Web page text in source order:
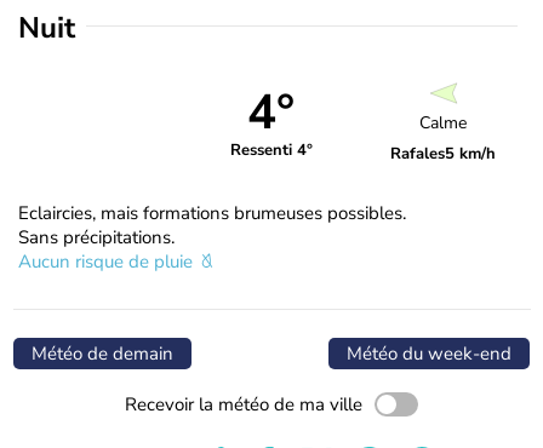
Nuit
4°
Ressenti 4°
Calme
Rafales5 km/h
Eclaircies, mais formations brumeuses possibles.
Sans précipitations.
Aucun risque de pluie
Météo de demain Météo du week-end
Recevoir la météo de ma ville